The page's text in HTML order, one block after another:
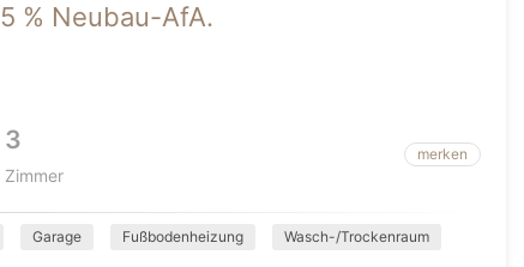
% Neubau-AfA.
3
Zimmer
merken
Garage Fußbodenheizung Wasch-/Trockenraum